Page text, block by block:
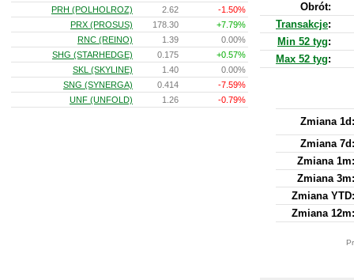
Obrót:
Transakcje:
Min 52 tyg:
Max 52 tyg:
Zmiana 1d:
Zmiana 7d:
Zmiana 1m:
Zmiana 3m:
Zmiana YTD:
Zmiana 12m:
PRH (POLHOLROZ)
2.62
-1.50%
PRX (PROSUS)
178.30
+7.79%
RNC (REINO)
1.39
0.00%
SHG (STARHEDGE)
0.175
+0.57%
SKL (SKYLINE)
1.40
0.00%
SNG (SYNERGA)
0.414
-7.59%
UNF (UNFOLD)
1.26 -0.79%